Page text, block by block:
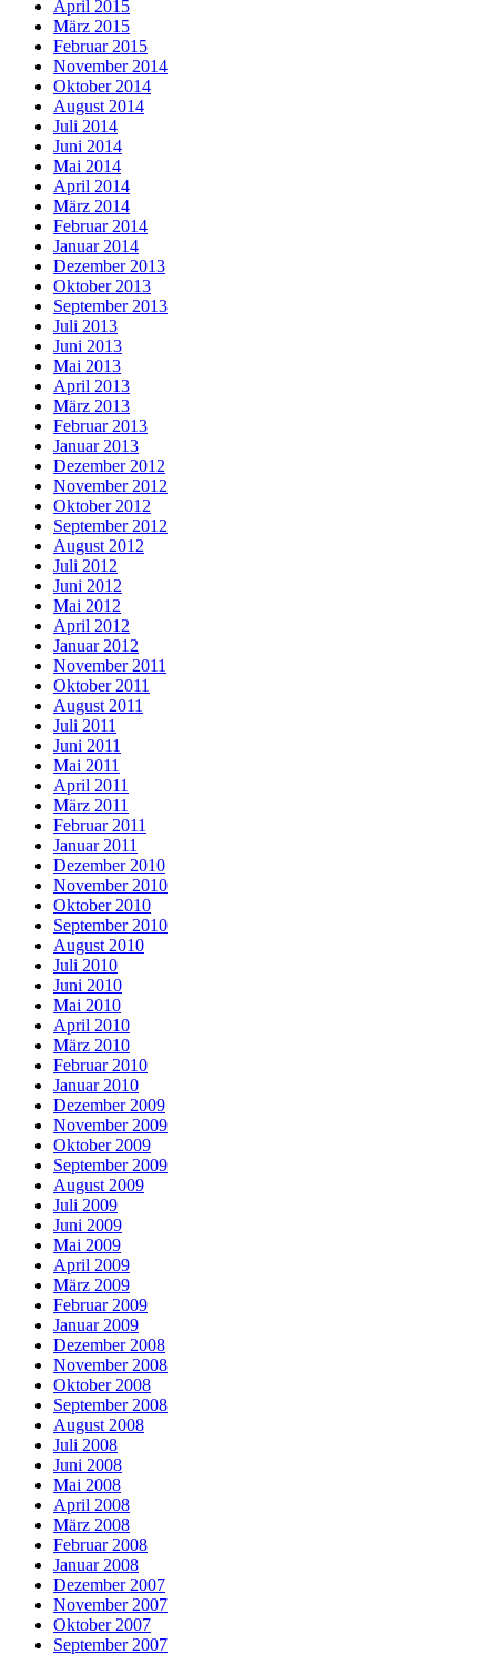
April 2015
März 2015
Februar 2015
November 2014
Oktober 2014
August 2014
Juli 2014
Juni 2014
Mai 2014
April 2014
März 2014
Februar 2014
Januar 2014
Dezember 2013
Oktober 2013
September 2013
Juli 2013
Juni 2013
Mai 2013
April 2013
März 2013
Februar 2013
Januar 2013
Dezember 2012
November 2012
Oktober 2012
September 2012
August 2012
Juli 2012
Juni 2012
Mai 2012
April 2012
Januar 2012
November 2011
Oktober 2011
August 2011
Juli 2011
Juni 2011
Mai 2011
April 2011
März 2011
Februar 2011
Januar 2011
Dezember 2010
November 2010
Oktober 2010
September 2010
August 2010
Juli 2010
Juni 2010
Mai 2010
April 2010
März 2010
Februar 2010
Januar 2010
Dezember 2009
November 2009
Oktober 2009
September 2009
August 2009
Juli 2009
Juni 2009
Mai 2009
April 2009
März 2009
Februar 2009
Januar 2009
Dezember 2008
November 2008
Oktober 2008
September 2008
August 2008
Juli 2008
Juni 2008
Mai 2008
April 2008
März 2008
Februar 2008
Januar 2008
Dezember 2007
November 2007
Oktober 2007
September 2007